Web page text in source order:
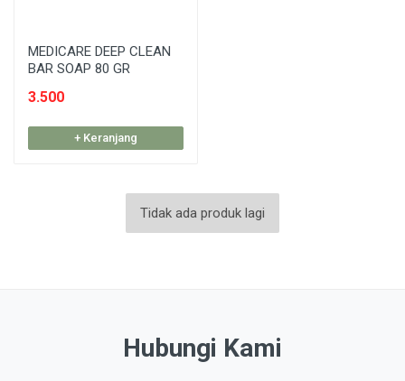
MEDICARE DEEP CLEAN
BAR SOAP 80 GR
3.500
+ Keranjang
Tidak ada produk lagi
Hubungi Kami